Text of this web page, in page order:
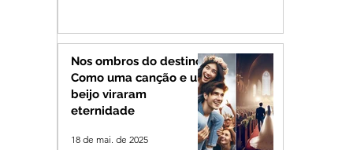
Nos ombros do destino:
Como uma canção e um
beijo viraram
eternidade
18 de mai. de 2025